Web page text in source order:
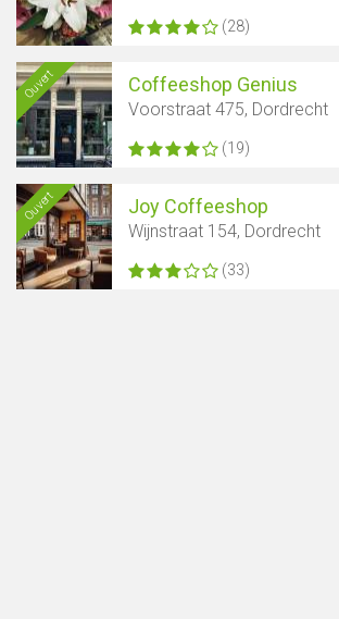
(28)
Ouvert Coffeeshop Genius
Voorstraat 475, Dordrecht
(19)
Ouvert Joy Coffeeshop
Wijnstraat 154, Dordrecht
(33)